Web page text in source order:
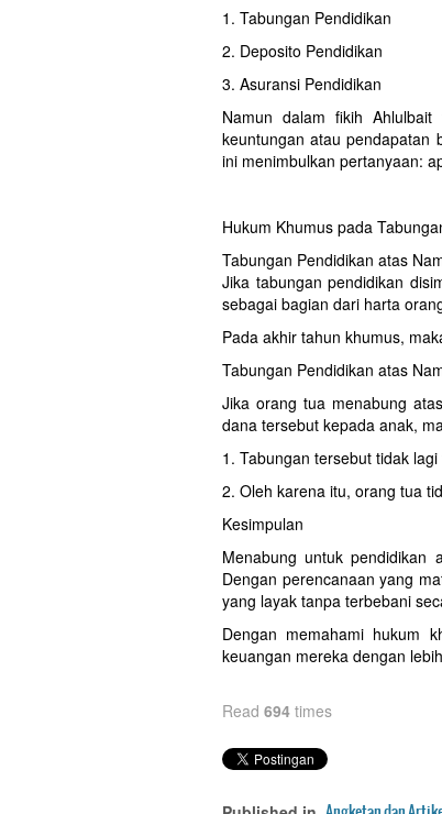
1. Tabungan Pendidikan
2. Deposito Pendidikan
3. Asuransi Pendidikan
Namun dalam fikih
keuntungan atau pendapatan
ini menimbulkan pertanyaan:
Hukum Khumus pada
Tabungan Pendidikan atas
Jika tabungan pendidikan
sebagai bagian dari harta
Pada akhir tahun khumus,
Tabungan Pendidikan atas
Jika orang tua menabung
dana tersebut kepada anak,
1. Tabungan tersebut tidak
2. Oleh karena itu, orang tua
Kesimpulan
Menabung untuk pendidikan
Dengan perencanaan yang
yang layak tanpa terbebani
Dengan memahami hukum
keuangan mereka dengan
Read 694 times